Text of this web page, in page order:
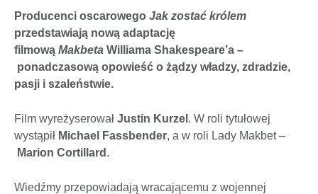
Producenci oscarowego Jak zostać królem
przedstawiają nową adaptację
filmową Makbeta Williama Shakespeare’a –
ponadczasową opowieść o żądzy władzy, zdradzie,
pasji i szaleństwie.
Film wyreżyserował Justin Kurzel . W roli tytułowej
wystąpił Michael Fassbender, a w roli Lady Makbet –
Marion Cortillard .
Wiedźmy przepowiadają wracającemu z wojennej